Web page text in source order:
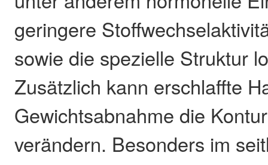
geringere
sowie die spezielle Struktur
Zusätzlich kann erschlaffte
Gewichtsabnahme die
verändern. Besonders im